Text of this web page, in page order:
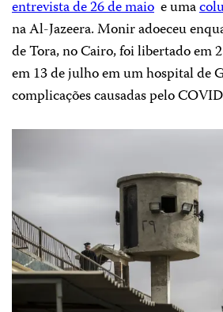
entrevista de 26 de maio e uma
na Al-Jazeera. Monir adoeceu
de Tora, no Cairo, foi libertado em
em 13 de julho em um hospital de
complicações causadas pelo